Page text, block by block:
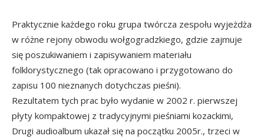
Praktycznie każdego roku grupa twórcza zespołu wyjeżdża
w różne rejony obwodu wołgogradzkiego, gdzie zajmuje
się poszukiwaniem i zapisywaniem materiału
folklorystycznego (tak opracowano i przygotowano do
zapisu 100 nieznanych dotychczas pieśni).
Rezultatem tych prac było wydanie w 2002 r. pierwszej
płyty kompaktowej z tradycyjnymi pieśniami kozackimi,
Drugi audioalbum ukazał się na początku 2005r., trzeci w